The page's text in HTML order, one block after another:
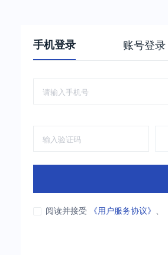
手机登录 账号登录
阅读并接受 《用户服务协议》 、